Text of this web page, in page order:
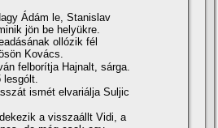
Ádám le, Stanislav
jön be helyükre.
ollózik fél
Kovács.
felborí­tja Hajnalt, sárga.
ismét elvariálja Suljic
a visszaállt Vidi, a